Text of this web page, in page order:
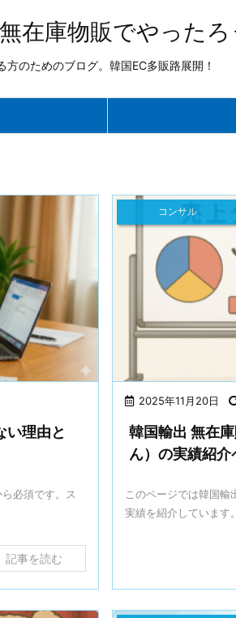
在庫物販でやったろ
のためのブログ。韓国EC多販路展開！
い理由と
必須です。ス
記事を読む
2025年11月20日
コンサル
韓国輸出 無在
ん）の実績紹介
このページでは韓国
実績を紹介しています